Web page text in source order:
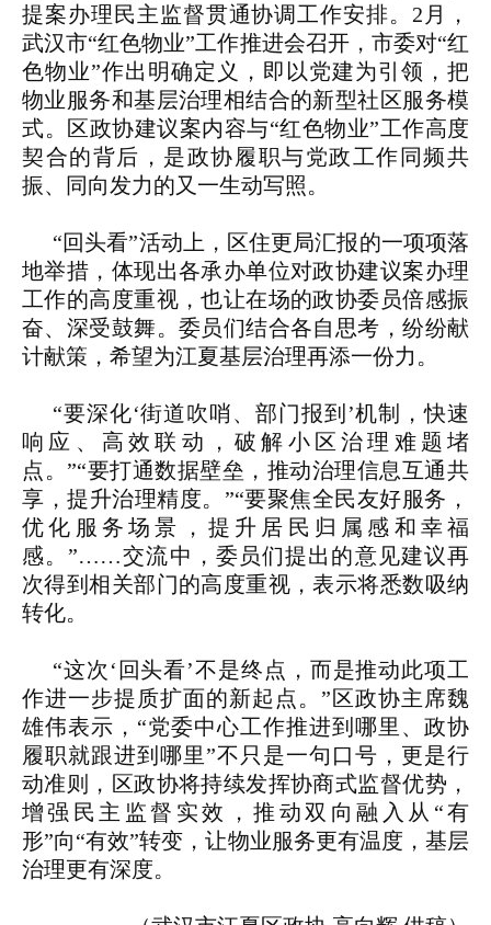
提案办理民主监督贯通协调工作安排。2月，
武汉市“红色物业”工作推进会召开，市委对“红
色物业”作出明确定义，即以党建为引领，把
物业服务和基层治理相结合的新型社区服务模
式。区政协建议案内容与“红色物业”工作高度
契合的背后，是政协履职与党政工作同频共
振、同向发力的又一生动写照。
“回头看”活动上，区住更局汇报的一项项落
地举措，体现出各承办单位对政协建议案办理
工作的高度重视，也让在场的政协委员倍感振
奋、深受鼓舞。委员们结合各自思考，纷纷献
计献策，希望为江夏基层治理再添一份力。
“要深化‘街道吹哨、部门报到’机制，快速
响应、高效联动，破解小区治理难题堵
点。”“要打通数据壁垒，推动治理信息互通共
享，提升治理精度。”“要聚焦全民友好服务，
优化服务场景，提升居民归属感和幸福
感。”……交流中，委员们提出的意见建议再
次得到相关部门的高度重视，表示将悉数吸纳
转化。
“这次‘回头看’不是终点，而是推动此项工
作进一步提质扩面的新起点。”区政协主席魏
雄伟表示，“党委中心工作推进到哪里、政协
履职就跟进到哪里”不只是一句口号，更是行
动准则，区政协将持续发挥协商式监督优势，
增强民主监督实效，推动双向融入从“有
形”向“有效”转变，让物业服务更有温度，基层
治理更有深度。